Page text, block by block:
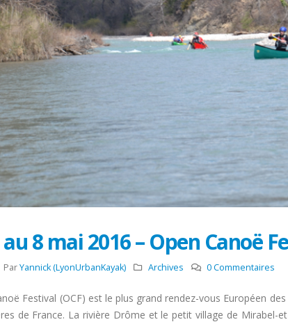
au 8 mai 2016 – Open Canoë
Par Yannick (LyonUrbanKayak) Archives 0 Commentaires
Festival (OCF) est le plus grand rendez-vous Européen
de France. La rivière Drôme et le petit village de Mirabel-